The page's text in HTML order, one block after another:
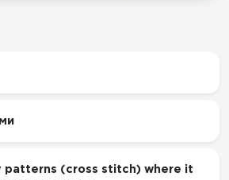
patterns (cross stitch) where it